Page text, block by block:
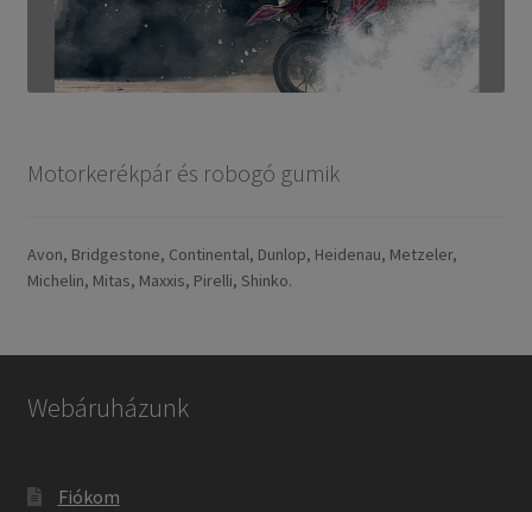
Motorkerékpár és robogó gumik
Avon, Bridgestone, Continental, Dunlop, Heidenau, Metzeler,
Michelin, Mitas, Maxxis, Pirelli, Shinko.
Webáruházunk
Fiókom